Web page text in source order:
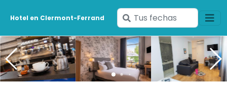
Hotel en Clermont-Ferrand
Ingresa
tus
fechas